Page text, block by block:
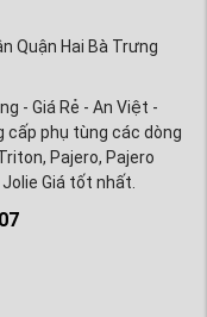
Quận Hai Bà Trưng
- Giá Rẻ - An Việt -
cấp phụ tùng các dòng
Pajero, Pajero
Giá tốt nhất.